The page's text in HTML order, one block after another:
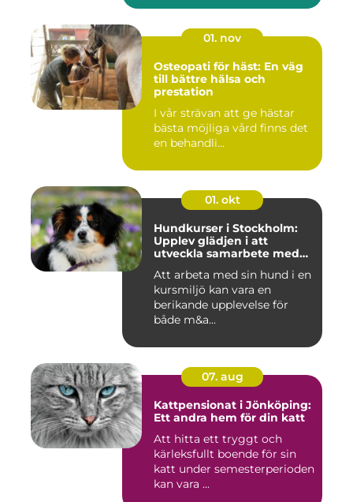
01. nov
Osteopati för häst: En väg
till bättre hälsa och
prestation
I vår strävan att ge hästar
bästa möjliga vård finns det
en behandli...
01. okt
Hundkurser i Stockholm:
Upplev glädjen i att
utveckla samarbete med
Att arbeta med sin hund i en
kursmiljö kan vara en
berikande upplevelse för
både m&a...
07. aug
Kattpensionat i Jönköping:
Ett andra hem för din katt
Att hitta ett tryggt och
kärleksfullt boende för sin
katt under semesterperioden
kan vara ...